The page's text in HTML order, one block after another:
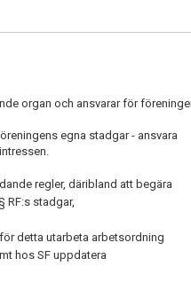
organ och ansvarar för
egna stadgar - ansvara
regler, däribland att begära
RF:s stadgar,
detta utarbeta arbetsordning
hos SF uppdatera